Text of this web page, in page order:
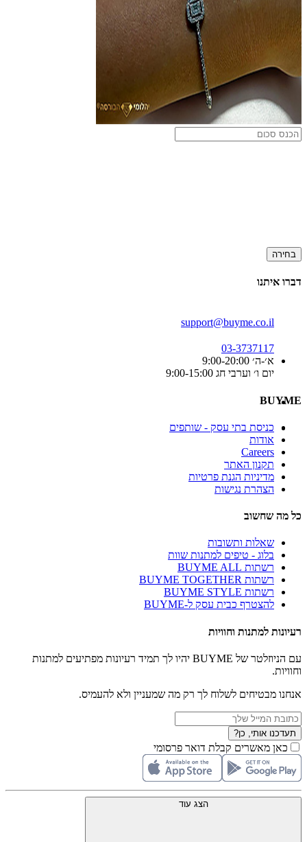
בחירה
דברו איתנו
support@buyme.co.il
03-3737117
א׳-ה׳ 9:00-20:00
יום ו׳ וערבי חג 9:00-15:00
BUYME
כניסת בתי עסק - שותפים
אודות
Careers
תקנון האתר
מדיניות הגנת פרטיות
הצהרת נגישות
כל מה שחשוב
שאלות ותשובות
בלוג - טיפים למתנות שוות
רשתות BUYME ALL
רשתות BUYME TOGETHER
רשתות BUYME STYLE
להצטרף כבית עסק ל-BUYME
רעיונות למתנות וחוויות
עם הניוזלטר של BUYME יהיו לך תמיד רעיונות מפתיעים למתנות
וחוויות.
אנחנו מבטיחים לשלוח לך רק מה שמעניין ולא להעמיס.
תעדכנו אותי, כן?
כאן מאשרים קבלת דואר פרסומי
הצג עוד